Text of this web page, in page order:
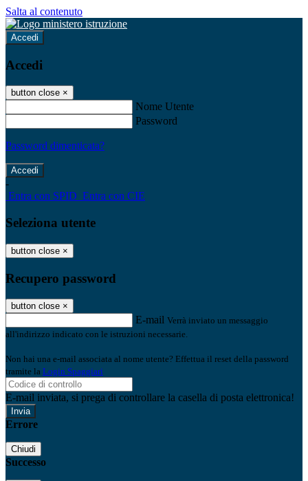
Salta al contenuto
Accedi
Accedi
button close ×
Nome Utente
Password
Password dimenticata?
-
Entra con SPID Entra con CIE
Seleziona utente
button close ×
Recupero password
button close ×
E-mail Verrà inviato un messaggio
all'indirizzo indicato con le istruzioni necessarie.
Non hai una e-mail associata al nome utente? Effettua il reset della password
tramite la Login Spaggiari
E-mail inviata, si prega di controllare la casella di posta elettronica!
Errore
Chiudi
Successo